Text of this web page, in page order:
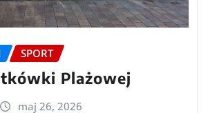
SPORT
Plażowej
maj 26, 2026